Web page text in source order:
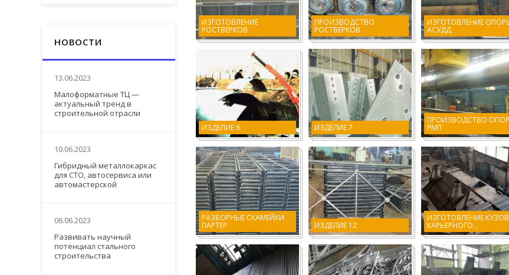
НОВОСТИ
13.06.2023
Малоформатные ТЦ —
актуальный тренд в
строительной отрасли
10.06.2023
Гибридный металлокаркас
для СТО, автосервиса или
автомастерской
06.06.2023
Развивать научный
потенциал стального
строительства
ИЗГОТОВЛЕНИЕ
РОСТВЕРКОВ
ПРОИЗВОДСТВО
РОСТВЕРКОВ
ИЗГОТОВЛЕНИЕ
АСУДД
ИЗДЕЛИЕ 6 ИЗДЕЛИЕ 7
ПРОИЗВОДСТВО
РМП
РАЗБОРНЫЕ СКАМЕЙКИ
ПАРТЕР ИЗДЕЛИЕ 12
ИЗГОТОВЛЕНИЕ
КАРЬЕРНОГО...